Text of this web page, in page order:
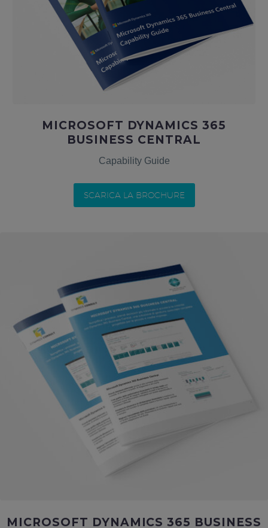
MICROSOFT DYNAMICS 365
BUSINESS CENTRAL
Capability Guide
SCARICA LA BROCHURE
MICROSOFT DYNAMICS 365 BUSINESS